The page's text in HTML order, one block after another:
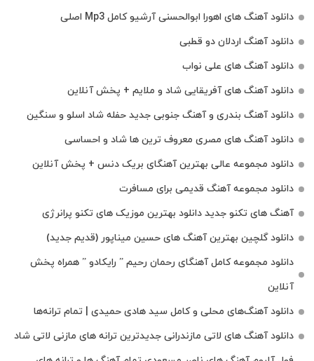
دانلود آهنگ های اهورا ابوالحسنی آرشیو کامل Mp3 اصلی
دانلود آهنگ اردلان دو قطبی
دانلود آهنگ های علی نواب
دانلود آهنگ های آفریقایی شاد و ملایم + پخش آنلاین
دانلود آهنگ بندری و آهنگ جنوبی جدید حفله شاد اسلو و سنگین
دانلود آهنگ های مصری معروف ترین ها شاد و احساسی
دانلود مجموعه عالی بهترین آهنگای بریک دنس + پخش آنلاین
دانلود مجموعه آهنگ قدیمی برای مسافرت
آهنگ های تکنو جدید دانلود بهترین موزیک های تکنو پرانرژی
دانلود گلچین بهترین آهنگ های حسین میناپور (قدیم جدید)
دانلود مجموعه کامل آهنگای رحمان رحیم ” رایکادو ” همراه پخش
آنلاین
دانلود آهنگ‌های محلی و کامل سید هادی حمیدی | تمام ترانه‌ها
دانلود آهنگ‌ های لاتی مازندرانی جدیدترین ترانه های مازنی لاتی شاد